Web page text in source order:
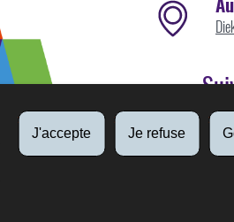
J'accepte Je refuse